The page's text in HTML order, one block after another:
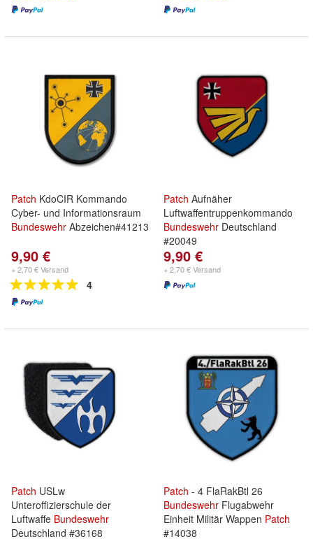
Patch KdoCIR Kommando
Cyber- und Informationsraum
Bundeswehr Abzeichen#41213
9,90 €
+ 2,70 € Versand
4
Patch Aufnäher
Luftwaffentruppenkommando
Bundeswehr Deutschland
#20049
9,90 €
+ 2,70 € Versand
Patch USLw
Unteroffizierschule der
Luftwaffe Bundeswehr
Deutschland #36168
Patch - 4 FlaRakBtl 26
Bundeswehr Flugabwehr
Einheit Militär Wappen Patch
#14038